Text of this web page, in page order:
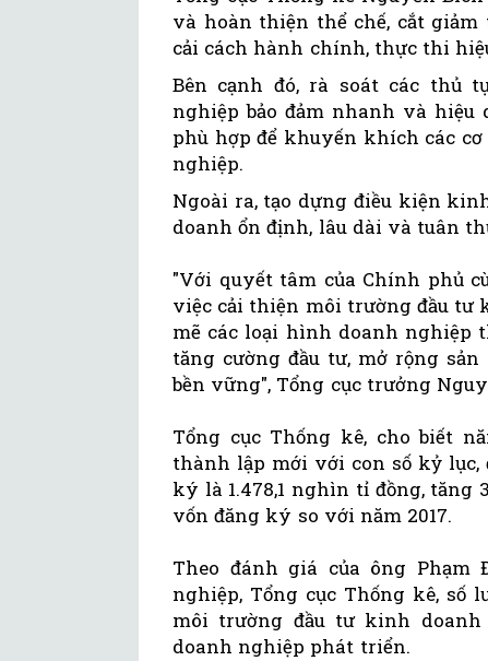
và hoàn thiện thể chế, cắt
cải cách hành chính, thực thi
Bên cạnh đó, rà soát các thủ
nghiệp bảo đảm nhanh và
phù hợp để khuyến khích các
nghiệp.
Ngoài ra, tạo dựng điều kiện
doanh ổn định, lâu dài và tuân
"Với quyết tâm của Chính phủ
việc cải thiện môi trường đầu tư
mẽ các loại hình doanh nghiệp
tăng cường đầu tư, mở rộng
bền vững", Tổng cục trưởng
Tổng cục Thống kê, cho biết
thành lập mới với con số kỷ lục,
ký là 1.478,1 nghìn tỉ đồng, tăng
vốn đăng ký so với năm 2017.
Theo đánh giá của ông
nghiệp, Tổng cục Thống kê,
môi trường đầu tư kinh
doanh nghiệp phát triển.